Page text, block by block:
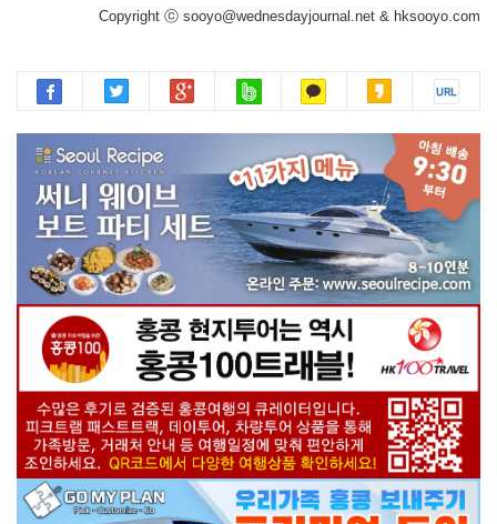
Copyright ⓒ sooyo@wednesdayjournal.net & hksooyo.com